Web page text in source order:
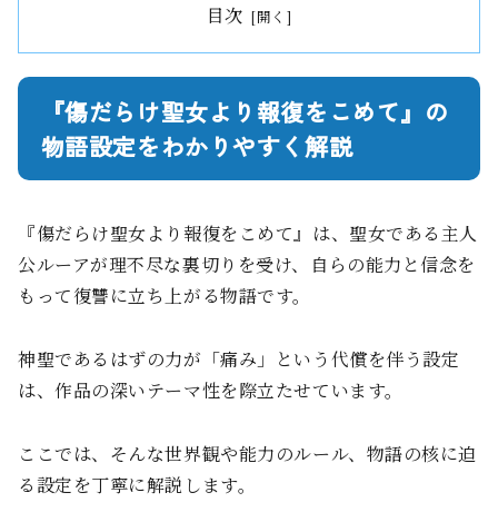
目次
『傷だらけ聖女より報復をこめて』の
物語設定をわかりやすく解説
『傷だらけ聖女より報復をこめて』は、聖女である主人
公ルーアが理不尽な裏切りを受け、自らの能力と信念を
もって復讐に立ち上がる物語です。
神聖であるはずの力が「痛み」という代償を伴う設定
は、作品の深いテーマ性を際立たせています。
ここでは、そんな世界観や能力のルール、物語の核に迫
る設定を丁寧に解説します。